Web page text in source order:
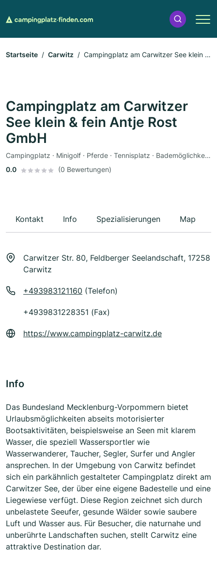
Startseite Carwitz
Campingplatz am Carwitzer See klein &
Campingplatz am Carwitzer
See klein & fein Antje Rost
GmbH
Campingplatz · Minigolf · Pferde · Tennisplatz · Bademöglichkeit · Sauna · Bootsverleih · Fahrradverleih · Imbiss · Restaurant · Zeltplatz · Wohnmobile
0.0
(0 Bewertungen)
Kontakt Info Spezialisierungen Map
Carwitzer Str. 80, Feldberger Seelandschaft, 17258
Carwitz
+493983121160 (Telefon)
+4939831228351 (Fax)
https://www.campingplatz-carwitz.de
Info
Das Bundesland Mecklenburg-Vorpommern bietet
Urlaubsmöglichkeiten abseits motorisierter
Bootsaktivitäten, beispielsweise an Seen mit klarem
Wasser, die speziell Wassersportler wie
Wasserwanderer, Taucher, Segler, Surfer und Angler
ansprechen. In der Umgebung von Carwitz befindet
sich ein parkähnlich gestalteter Campingplatz direkt am
Carwitzer See, der über eine eigene Badestelle und eine
Liegewiese verfügt. Diese Region zeichnet sich durch
unbelastete Seeufer, gesunde Wälder sowie saubere
Luft und Wasser aus. Für Besucher, die naturnahe und
unberührte Landschaften suchen, stellt Carwitz eine
attraktive Destination dar.